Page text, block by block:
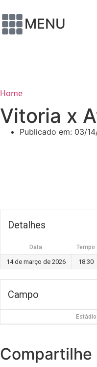
MENU
Home
Vitoria x
Publicado em: 03/
Detalhes
Data Tempo
14 de março de 2026 18:30
Campo
Compartilhe